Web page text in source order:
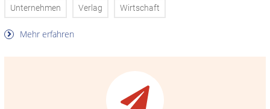
Unternehmen Verlag Wirtschaft
Mehr erfahren